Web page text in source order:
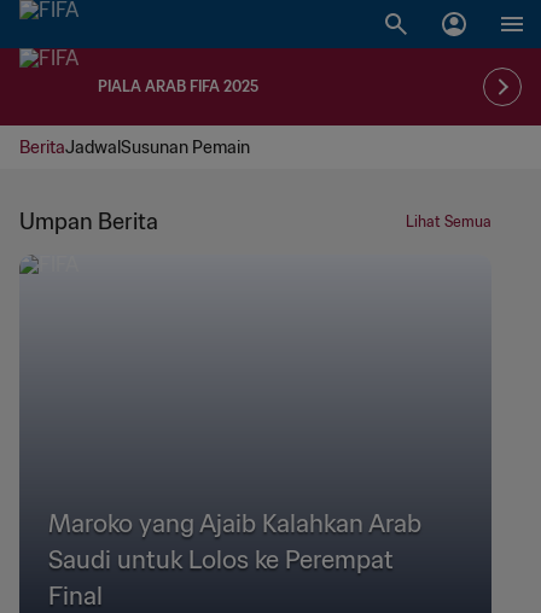
PIALA ARAB FIFA 2025
BeritaJadwalSusunan Pemain
Umpan Berita Lihat Semua
Maroko yang Ajaib Kalahkan Arab
Saudi untuk Lolos ke Perempat
Final